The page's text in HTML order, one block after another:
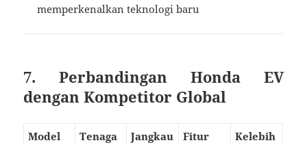
memperkenalkan teknologi baru
7. Perbandingan Honda EV
dengan Kompetitor Global
Model Tenaga
Jangkau
Fitur
Kelebih